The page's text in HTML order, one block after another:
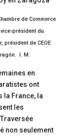
de Commerce
président du
président de CEOE
I. M.
en
ont
la France, la
les
non seulement